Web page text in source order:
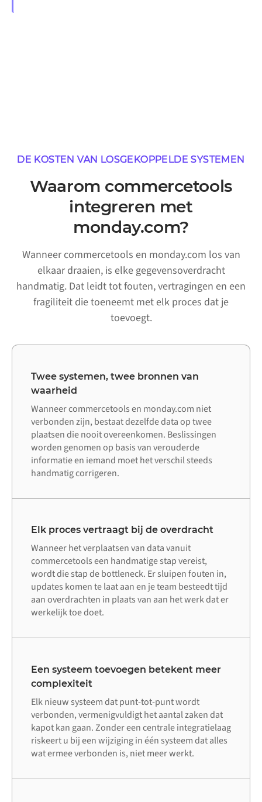
DE KOSTEN VAN LOSGEKOPPELDE SYSTEMEN
Waarom commercetools
integreren met
monday.com?
Wanneer commercetools en monday.com los van
elkaar draaien, is elke gegevensoverdracht
handmatig. Dat leidt tot fouten, vertragingen en een
fragiliteit die toeneemt met elk proces dat je
toevoegt.
Twee systemen, twee bronnen van
waarheid
Wanneer commercetools en monday.com niet
verbonden zijn, bestaat dezelfde data op twee
plaatsen die nooit overeenkomen. Beslissingen
worden genomen op basis van verouderde
informatie en iemand moet het verschil steeds
handmatig corrigeren.
Elk proces vertraagt bij de overdracht
Wanneer het verplaatsen van data vanuit
commercetools een handmatige stap vereist,
wordt die stap de bottleneck. Er sluipen fouten in,
updates komen te laat aan en je team besteedt tijd
aan overdrachten in plaats van aan het werk dat er
werkelijk toe doet.
Een systeem toevoegen betekent meer
complexiteit
Elk nieuw systeem dat punt-tot-punt wordt
verbonden, vermenigvuldigt het aantal zaken dat
kapot kan gaan. Zonder een centrale integratielaag
riskeert u bij een wijziging in één systeem dat alles
wat ermee verbonden is, niet meer werkt.